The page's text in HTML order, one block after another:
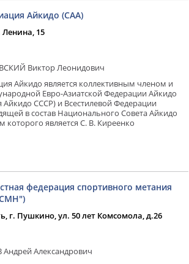
Айкидо (САА)
Ленина, 15
Виктор Леонидович
Айкидо является коллективным членом и
Евро-Азиатской Федерации Айкидо
СССР) и Всестилевой Федерации
в состав Национального Совета Айкидо
которого является С. В. Киреенко
федерация спортивного метания
г. Пушкино, ул. 50 лет Комсомола, д.26
Александрович